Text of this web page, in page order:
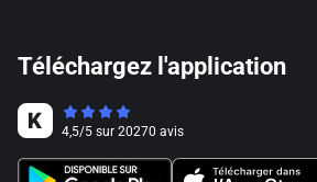
Téléchargez l'application
4,5/5 sur 20270 avis